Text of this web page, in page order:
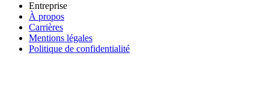
Entreprise
À propos
Carrières
Mentions légales
Politique de confidentialité